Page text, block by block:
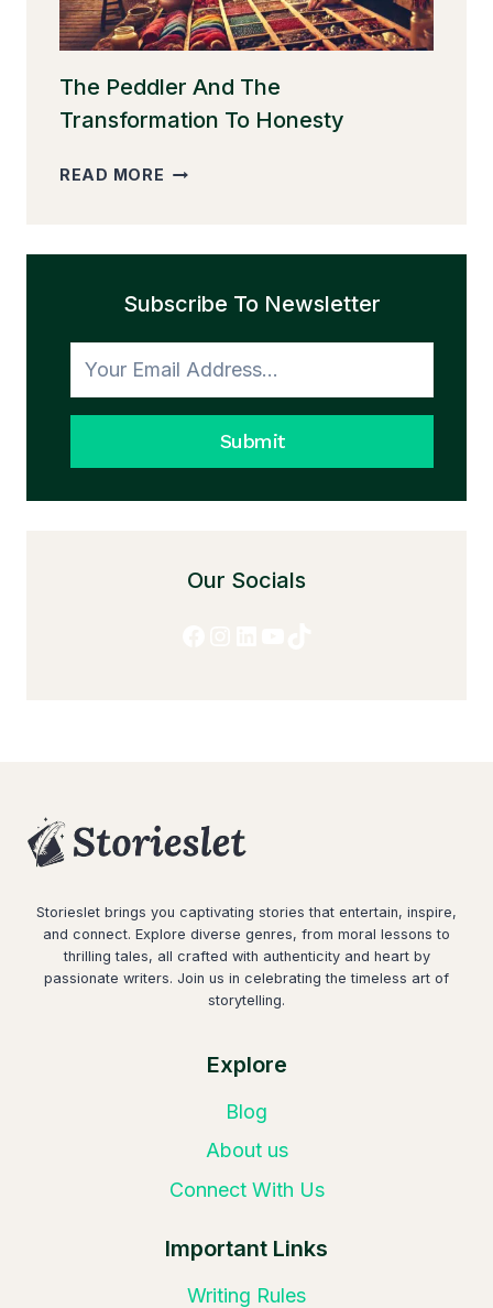
The Peddler And The
Transformation To Honesty
READ MORE THE
THE
TO
Subscribe To Newsletter
Submit
Our Socials
Storieslet brings you captivating stories that entertain, inspire,
and connect. Explore diverse genres, from moral lessons to
thrilling tales, all crafted with authenticity and heart by
passionate writers. Join us in celebrating the timeless art of
storytelling.
Explore
Blog
About us
Connect With Us
Important Links
Writing Rules